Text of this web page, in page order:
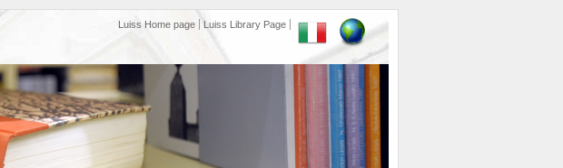
Luiss Home page Luiss Library Page